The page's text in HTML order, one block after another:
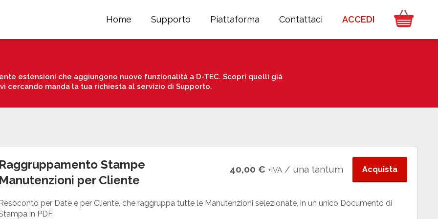
Home Supporto Piattaforma Contattaci ACCEDI
estensioni che aggiungono nuove funzionalità a D-TEC. Scopri quelli già
cercando manda la tua richiesta al servizio di Supporto.
40,00 € +IVA / una tantum Acquista
Raggruppamento Stampe
Manutenzioni per Cliente
per Date e per Cliente, che raggruppa tutte le Manutenzioni selezionate, in un unico Documento di
in PDF.